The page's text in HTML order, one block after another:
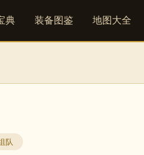
典 装备图鉴 地图大全
队